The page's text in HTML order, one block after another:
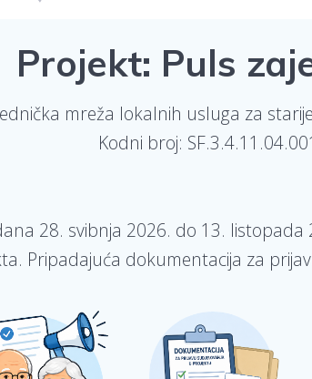
Projekt: Puls
mreža lokalnih usluga za
Kodni broj:
28. svibnja 2026. do 13.
Pripadajuća dokumentacija za